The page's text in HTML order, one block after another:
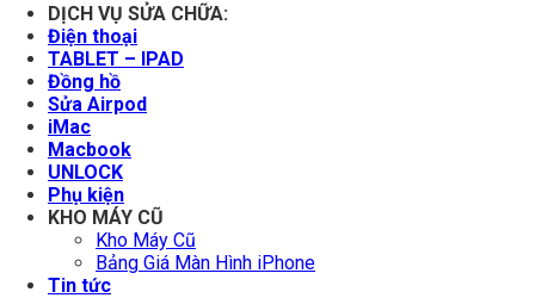
DỊCH VỤ SỬA CHỮA:
Điện thoại
TABLET – IPAD
Đồng hồ
Sửa Airpod
iMac
Macbook
UNLOCK
Phụ kiện
KHO MÁY CŨ
Kho Máy Cũ
Bảng Giá Màn Hình iPhone
Tin tức